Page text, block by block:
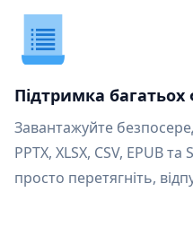
Підтримка
Завантажуйте
PPTX, XLSX, CSV, EPUB
просто перетягніть,